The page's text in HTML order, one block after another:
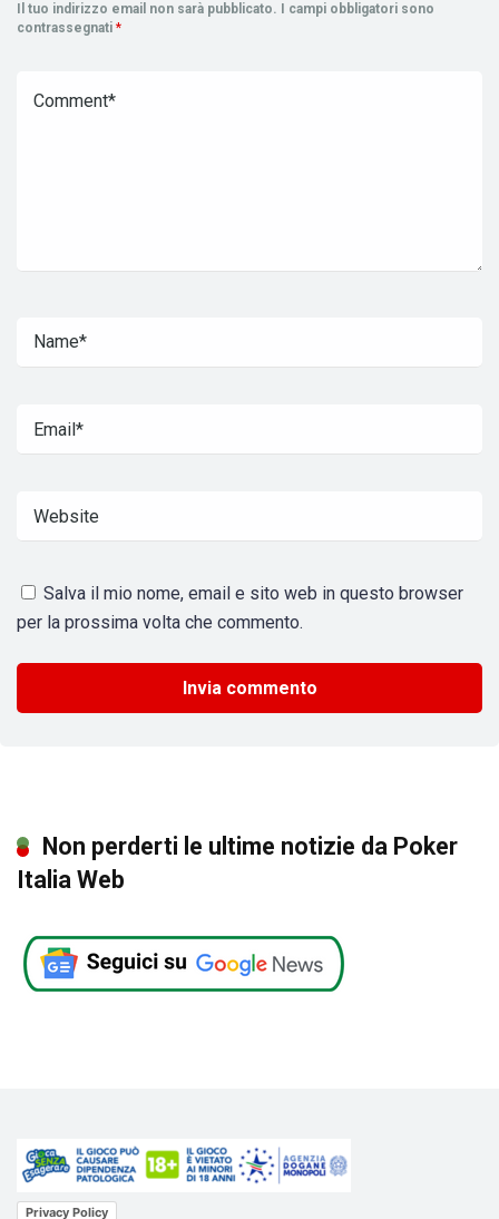
Il tuo indirizzo email non sarà pubblicato. I campi obbligatori sono
contrassegnati *
Salva il mio nome, email e sito web in questo browser
per la prossima volta che commento.
Non perderti le ultime notizie da Poker
Italia Web
Privacy Policy